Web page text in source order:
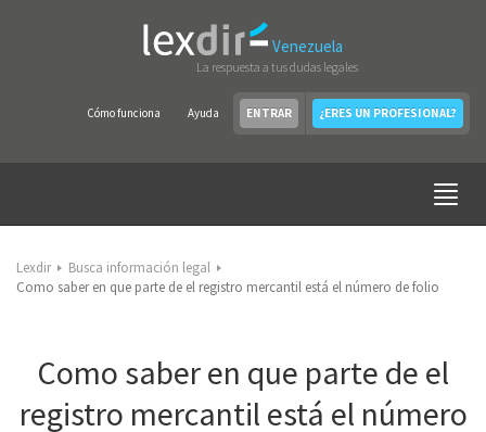
Venezuela
La respuesta a tus dudas legales
Cómo funciona Ayuda ENTRAR ¿ERES UN PROFESIONAL?
Lexdir
Busca información legal
Como saber en que parte de el registro mercantil está el número de folio
Como saber en que parte de el
registro mercantil está el número